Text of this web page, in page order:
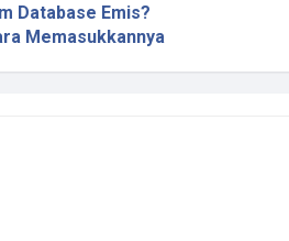
Database Emis?
Memasukkannya